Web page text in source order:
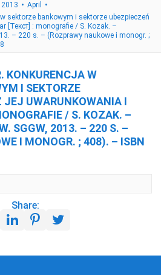
2013
April
sektorze bankowym i sektorze ubezpieczeń
[Текст] : monografie / S. Kozak. –
– 220 s. – (Rozprawy naukowe i monogr. ;
KONKURENCJA W
I SEKTORZE
JEJ UWARUNKOWANIA I
/ S. KOZAK. –
SGGW, 2013. – 220 S. –
I MONOGR. ; 408). – ISBN
Share: